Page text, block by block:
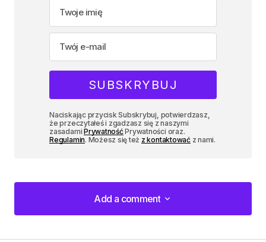
Naciskając przycisk Subskrybuj, potwierdzasz,
że przeczytałeś i zgadzasz się z naszymi
zasadamiPrywatnośćPrywatności oraz.
Regulamin. Możesz się też z kontaktowaćz nami.
Add a comment
Add a comment